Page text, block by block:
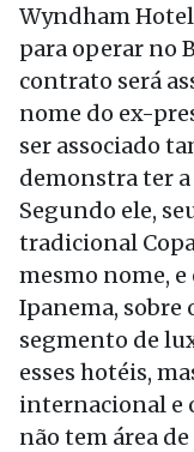
Wyndham
para operar no
contrato será
nome do ex-
ser associado
demonstra ter
Segundo ele,
tradicional
mesmo nome,
Ipanema, sobre
segmento de
esses hotéis,
internacional e
não tem área